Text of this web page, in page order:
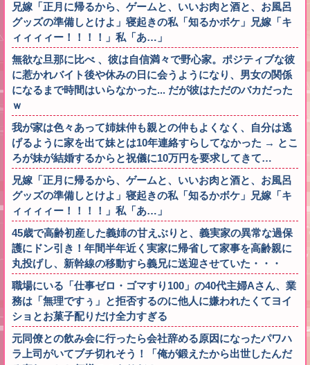
兄嫁「正月に帰るから、ゲームと、いいお肉と酒と、お風呂
グッズの準備しとけよ」寝起きの私「知るかボケ」兄嫁「キ
ィィィィー！！！！」私「あ…」
無欲な旦那に比べ 、彼は自信満々で野心家。ポジティブな彼
に惹かれバイト後や休みの日に会うようになり、男女の関係
になるまで時間はいらなかった... だが彼はただのバカだった
ｗ
我が家は色々あって姉妹仲も親との仲もよくなく、自分は逃
げるように家を出て妹とは10年連絡すらしてなかった → とこ
ろが妹が結婚するからと祝儀に10万円を要求してきて…
兄嫁「正月に帰るから、ゲームと、いいお肉と酒と、お風呂
グッズの準備しとけよ」寝起きの私「知るかボケ」兄嫁「キ
ィィィィー！！！！」私「あ…」
45歳で高齢初産した義姉の甘えぶりと、義実家の異常な過保
護にドン引き！年間半年近く実家に帰省して家事を高齢親に
丸投げし、新幹線の移動すら義兄に送迎させていた・・・
職場にいる「仕事ゼロ・ゴマすり100」の40代主婦Aさん、業
務は「無理ですぅ」と拒否するのに他人に嫌われたくてヨイ
ショとお菓子配りだけ全力すぎる
元同僚との飲み会に行ったら会社辞める原因になったパワハ
ラ上司がいてブチ切れそう！「俺が鍛えたから出世したんだ